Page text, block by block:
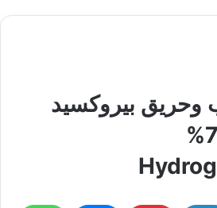
بيروكسيد
الهيدروجين 70%